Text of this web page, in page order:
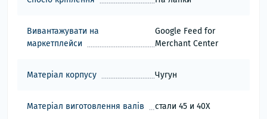
Вивантажувати на
маркетплейси
Google Feed for
Merchant Center
Матеріал корпусу Чугун
Матеріал виготовлення валів стали 45 и 40Х